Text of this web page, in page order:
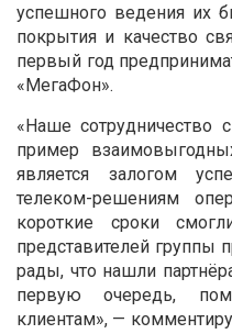
успешного ведения их
покрытия и качество
первый год
«МегаФон».
«Наше сотрудничество
пример
является залогом
телеком-решениям
короткие сроки
представителей группы
рады, что нашли
первую очередь,
клиентам», —